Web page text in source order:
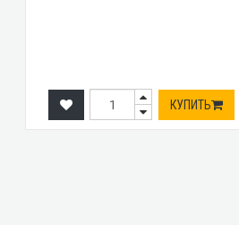
КУПИТЬ